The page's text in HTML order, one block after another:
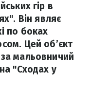
гір в
Він являє
по боках
Цей об’єкт
мальовничий
"Сходах у